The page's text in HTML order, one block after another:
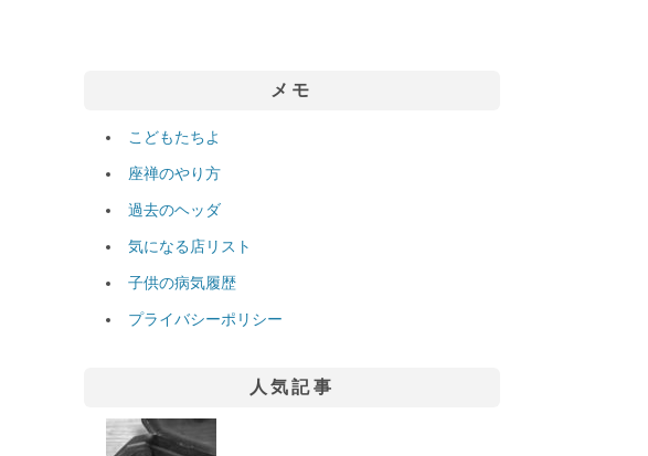
メモ
こどもたちよ
座禅のやり方
過去のヘッダ
気になる店リスト
子供の病気履歴
プライバシーポリシー
人気記事